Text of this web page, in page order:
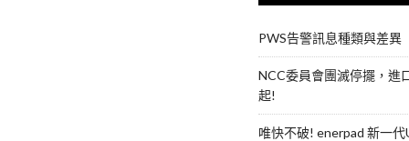
PWS告警訊息種類與差異
NCC委員會團滅停擺，進
起!
唯快不破! enerpad 新一